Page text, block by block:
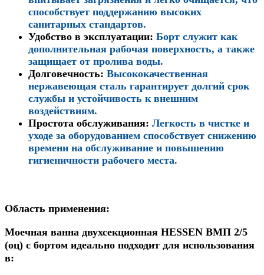
способствует поддержанию высоких
санитарных стандартов.
Удобство в эксплуатации: Борт служит как
дополнительная рабочая поверхность, а также
защищает от пролива воды.
Долговечность: Высококачественная
нержавеющая сталь гарантирует долгий срок
службы и устойчивость к внешним
воздействиям.
Простота обслуживания: Легкость в чистке и
уходе за оборудованием способствует снижению
времени на обслуживание и повышению
гигиеничности рабочего места.
Область применения:
Моечная ванна двухсекционная HESSEN ВМП 2/5
(оц) с бортом идеально подходит для использования
в: